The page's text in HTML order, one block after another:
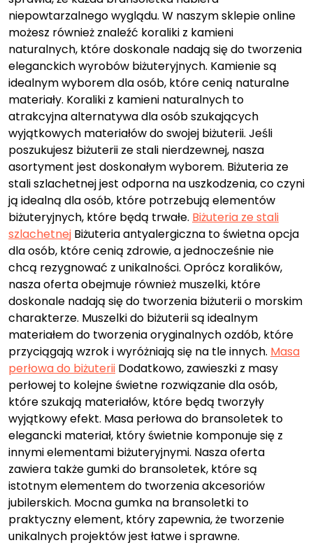
niepowtarzalnego wyglądu. W naszym sklepie online
możesz również znaleźć koraliki z kamieni
naturalnych, które doskonale nadają się do tworzenia
eleganckich wyrobów biżuteryjnych. Kamienie są
idealnym wyborem dla osób, które cenią naturalne
materiały. Koraliki z kamieni naturalnych to
atrakcyjna alternatywa dla osób szukających
wyjątkowych materiałów do swojej biżuterii. Jeśli
poszukujesz biżuterii ze stali nierdzewnej, nasza
asortyment jest doskonałym wyborem. Biżuteria ze
stali szlachetnej jest odporna na uszkodzenia, co czyni
ją idealną dla osób, które potrzebują elementów
biżuteryjnych, które będą trwałe. Biżuteria ze stali
szlachetnej Biżuteria antyalergiczna to świetna opcja
dla osób, które cenią zdrowie, a jednocześnie nie
chcą rezygnować z unikalności. Oprócz koralików,
nasza oferta obejmuje również muszelki, które
doskonale nadają się do tworzenia biżuterii o morskim
charakterze. Muszelki do biżuterii są idealnym
materiałem do tworzenia oryginalnych ozdób, które
przyciągają wzrok i wyróżniają się na tle innych. Masa
perłowa do biżuterii Dodatkowo, zawieszki z masy
perłowej to kolejne świetne rozwiązanie dla osób,
które szukają materiałów, które będą tworzyły
wyjątkowy efekt. Masa perłowa do bransoletek to
elegancki materiał, który świetnie komponuje się z
innymi elementami biżuteryjnymi. Nasza oferta
zawiera także gumki do bransoletek, które są
istotnym elementem do tworzenia akcesoriów
jubilerskich. Mocna gumka na bransoletki to
praktyczny element, który zapewnia, że tworzenie
unikalnych projektów jest łatwe i sprawne.